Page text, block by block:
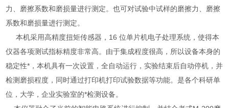
力、磨擦系数和磨损量进行测定。也可对试验中试样的磨擦力、磨擦
系数和磨损量进行测定。
本机采用高精度扭矩传感器，16 位单片机电子处理系统，使得本
仪器各项测试指标精度非常高。由于集成程度很高，所以设备本身的
稳定性*，本机具有一次设置，全自动运行，实验结束后自动停机，并
检测磨损程度，同时通过打印机打印试验数据等功能。是各个科研单
位，大学，企业实验室的*检测设备。